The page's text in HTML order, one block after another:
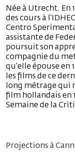
Née à Utrecht. En
des cours à
Centro
assistante de
poursuit son
compagnie du
qu’elle épouse en
les films de ce
long métrage qui
film hollandais en
Semaine de la
Projections à